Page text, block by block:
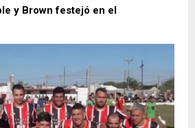
y Brown festejó en el